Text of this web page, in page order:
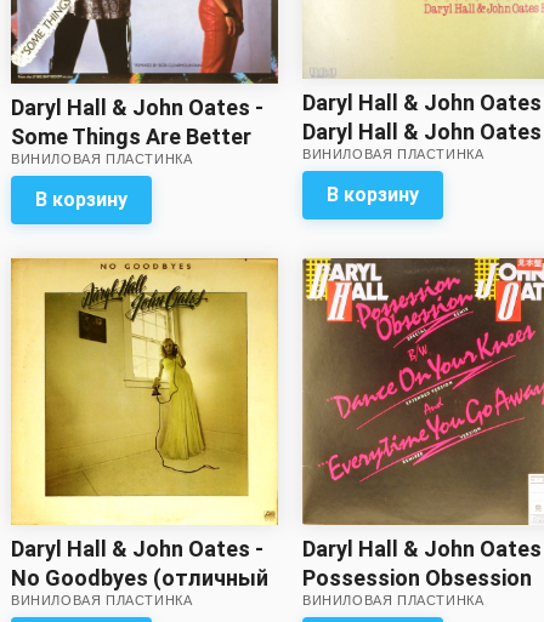
Daryl Hall & John Oates -
Some Things Are Better
Left Unsaid (special new
mix)
ВИНИЛОВАЯ ПЛАСТИНКА
В корзину
Daryl Hall & John
Daryl Hall & John Oates
Best
ВИНИЛОВАЯ ПЛАСТИНКА
В корзину
Daryl Hall & John Oates -
No Goodbyes (отличный
звук)
ВИНИЛОВАЯ ПЛАСТИНКА
Daryl Hall & John
Possession Obsession
(single) (отличный
ВИНИЛОВАЯ ПЛАСТИНКА